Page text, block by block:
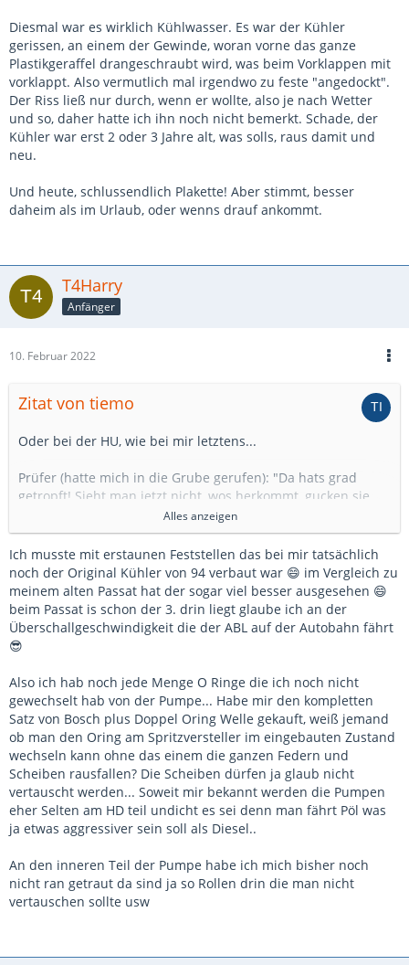
Diesmal war es wirklich Kühlwasser. Es war der Kühler
gerissen, an einem der Gewinde, woran vorne das ganze
Plastikgeraffel drangeschraubt wird, was beim Vorklappen mit
vorklappt. Also vermutlich mal irgendwo zu feste "angedockt".
Der Riss ließ nur durch, wenn er wollte, also je nach Wetter
und so, daher hatte ich ihn noch nicht bemerkt. Schade, der
Kühler war erst 2 oder 3 Jahre alt, was solls, raus damit und
neu.
Und heute, schlussendlich Plakette! Aber stimmt, besser
daheim als im Urlaub, oder wenns drauf ankommt.
T4Harry
Anfänger
10. Februar 2022
Zitat von tiemo
Oder bei der HU, wie bei mir letztens...
Prüfer (hatte mich in die Grube gerufen): "Da hats grad
getropft! Sieht man jetzt nicht, wos herkommt, gucken sie
Wischt mit dem Finger durch den Tropfen und meint:
"Wahrscheinlich Kühlwasser..."
Beim Nachschauen zu Hause (mit Mängelliste, grr!) fiel dann
auf, dass die ESP eine feuchte Stelle am HD-Block hatte, die
vorher (isch schwör!) nicht da war. Also na gut, wohl doch
kein Kühlwasser - raus mit dem Ding, Komplettabdichtung,
volle Programm. Und wieder rein damit, Riemenspannung,
Förderbeginn, Entlüften, blabla - Tropf (mitten ins Gesicht)!
Diesmal war es wirklich Kühlwasser. Es war der Kühler
gerissen, an einem der Gewinde, woran vorne das ganze
Plastikgeraffel drangeschraubt wird, was beim Vorklappen
mit vorklappt. Also vermutlich mal irgendwo zu feste
"angedockt". Der Riss ließ nur durch, wenn er wollte, also je
nach Wetter und so, daher hatte ich ihn noch nicht bemerkt.
raus damit und neu.
Und heute, schlussendlich Plakette! Aber stimmt, besser
Alles anzeigen
Ich musste mit erstaunen Feststellen das bei mir tatsächlich
noch der Original Kühler von 94 verbaut war 😄 im Vergleich zu
meinem alten Passat hat der sogar viel besser ausgesehen 😄
beim Passat is schon der 3. drin liegt glaube ich an der
Überschallgeschwindigkeit die der ABL auf der Autobahn fährt
😎
Also ich hab noch jede Menge O Ringe die ich noch nicht
gewechselt hab von der Pumpe... Habe mir den kompletten
Satz von Bosch plus Doppel Oring Welle gekauft, weiß jemand
ob man den Oring am Spritzversteller im eingebauten Zustand
wechseln kann ohne das einem die ganzen Federn und
Scheiben rausfallen? Die Scheiben dürfen ja glaub nicht
vertauscht werden... Soweit mir bekannt werden die Pumpen
eher Selten am HD teil undicht es sei denn man fährt Pöl was
ja etwas aggressiver sein soll als Diesel..
An den inneren Teil der Pumpe habe ich mich bisher noch
nicht ran getraut da sind ja so Rollen drin die man nicht
vertauschen sollte usw